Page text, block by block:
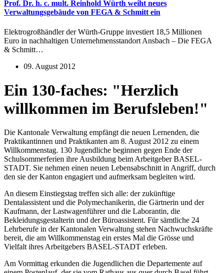
Prof. Dr. h. c. mult. Reinhold Würth weiht neues
Verwaltungsgebäude von FEGA & Schmitt ein
Elektrogroßhändler der Würth-Gruppe investiert 18,5 Millionen
Euro in nachhaltigen Unternehmensstandort Ansbach – Die FEGA
& Schmitt…
09. August 2012
Ein 130-faches: "Herzlich
willkommen im Berufsleben!"
Die Kantonale Verwaltung empfängt die neuen Lernenden, die
Praktikantinnen und Praktikanten am 8. August 2012 zu einem
Willkommenstag. 130 Jugendliche beginnen gegen Ende der
Schulsommerferien ihre Ausbildung beim Arbeitgeber BASEL-
STADT. Sie nehmen einen neuen Lebensabschnitt in Angriff, durch
den sie der Kanton engagiert und aufmerksam begleiten wird.
An diesem Einstiegstag treffen sich alle: der zukünftige
Dentalassistent und die Polymechanikerin, die Gärtnerin und der
Kaufmann, der Lastwagenführer und die Laborantin, die
Bekleidungsgestalterin und der Büroassistent. Für sämtliche 24
Lehrberufe in der Kantonalen Verwaltung stehen Nachwuchskräfte
bereit, die am Willkommenstag ein erstes Mal die Grösse und
Vielfalt ihres Arbeitgebers BASEL-STADT erleben.
Am Vormittag erkunden die Jugendlichen die Departemente auf